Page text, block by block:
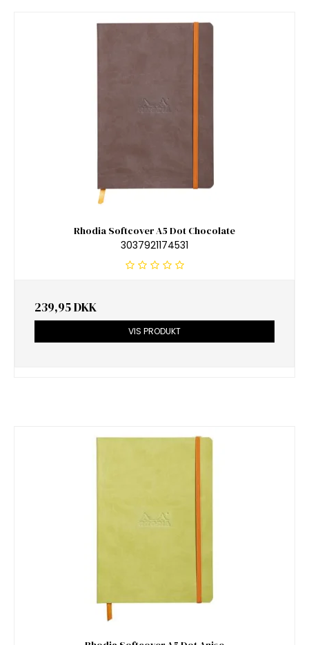
Rhodia Softcover A5 Dot Chocolate
3037921174531
239,95 DKK
VIS PRODUKT